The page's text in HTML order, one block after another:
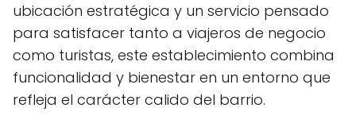
ubicación estratégica y un servicio pensado
para satisfacer tanto a viajeros de negocio
como turistas, este establecimiento combina
funcionalidad y bienestar en un entorno que
refleja el carácter calido del barrio.